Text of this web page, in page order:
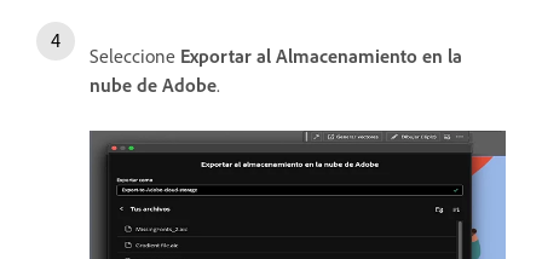
Seleccione Exportar al Almacenamiento en la
nube de Adobe.